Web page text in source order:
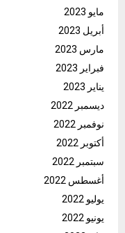
مايو 2023
أبريل 2023
مارس 2023
فبراير 2023
يناير 2023
ديسمبر 2022
نوفمبر 2022
أكتوبر 2022
سبتمبر 2022
أغسطس 2022
يوليو 2022
يونيو 2022